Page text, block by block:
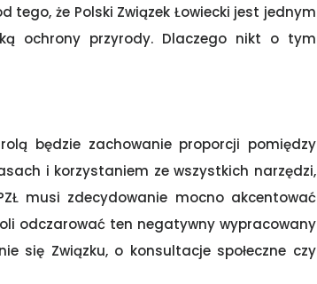
tego, że Polski Związek Łowiecki jest jednym
ochrony przyrody. Dlaczego nikt o tym
będzie zachowanie proporcji pomiędzy
i korzystaniem ze wszystkich narzędzi,
musi zdecydowanie mocno akcentować
odczarować ten negatywny wypracowany
się Związku, o konsultacje społeczne czy